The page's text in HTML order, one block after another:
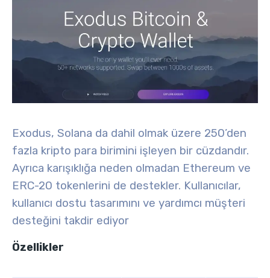
Exodus, Solana da dahil olmak üzere 250’den
fazla kripto para birimini işleyen bir cüzdandır.
Ayrıca karışıklığa neden olmadan Ethereum ve
ERC-20 tokenlerini de destekler. Kullanıcılar,
kullanıcı dostu tasarımını ve yardımcı müşteri
desteğini takdir ediyor
Özellikler